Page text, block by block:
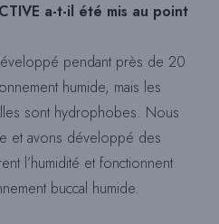
a-t-il été mis au point
pendant près de 20
humide, mais les
sont hydrophobes. Nous
et avons développé des
l’humidité et fonctionnent
buccal humide.